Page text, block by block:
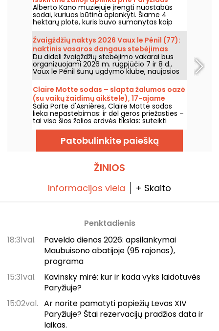
vartų
Alberto Kano muziejuje įrengti nuostabūs
sodai, kuriuos būtina aplankyti. Šiame 4
hektarų plote, kuris buvo sumanytas kaip
vaizdingas sodas, yra nuostabus japoniškas
sodas ir kaimas, angliškas sodas,
prancūziškas sodas, miškai ir pievos. Tai tikra
permaina.
Žvaigždžių naktys 2026 Vaux le Pénil (77):
naktinis vasaros dangaus stebėjimas
Du dideli žvaigždžių stebėjimo vakarai bus
organizuojami 2026 m. rugpjūčio 7 ir 8 d.,
Vaux le Pénil šunų ugdymo klube, naujosios
Žvaigždžių naktų edicijos proga.
Claire Motte sodas – slapta žalumos oazė
(su vaikų žaidimų aikštele), 17-ajame
Paryžiaus rajone.
Šalia Porte d'Asnières, Claire Motte sodas
lieka nepastebimas: ir dėl geros priežasties –
tai viso šios žalios erdvės tikslas: suteikti
vietą, kur atgauti jėgas, ramiai.
Patobulinkite paiešką
ŽINIOS
Informacijos viela + Skaito
Penktadienis
18:31val.
Paveldo dienos 2026: apsilankymai
Maubuisono abatijoje (95 rajonas),
programa
15:31val.
Kavinsky mirė: kur ir kada vyks laidotuvės
Paryžiuje?
15:02val. Ar norite pamatyti popiežių Levas XIV
Paryžiuje? Štai rezervacijų pradžios data ir
laikas.